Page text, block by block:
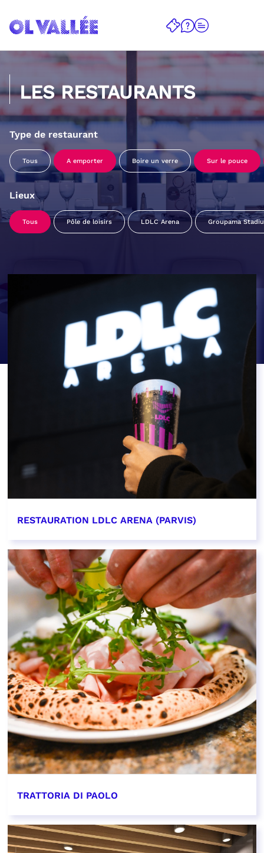
LES RESTAURANTS
Type de restaurant
Tous A emporter Boire un verre Sur le pouce
Lieux
Tous Pôle de loisirs LDLC Arena Groupama
RESTAURATION LDLC ARENA (PARVIS)
EN SAVOIR PLUS
TRATTORIA DI PAOLO
EN SAVOIR PLUS